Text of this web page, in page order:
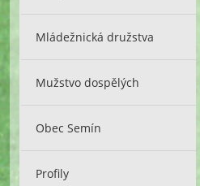
Mládežnická družstva
Mužstvo dospělých
Obec Semín
Profily